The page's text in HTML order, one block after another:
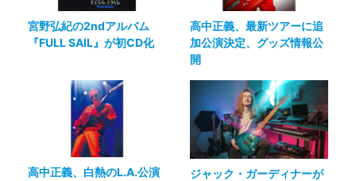
宮野弘紀の2ndアルバム
『FULL SAIL』が初CD化
高中正義、最新ツアーに追
加公演決定、グッズ情報公
開
高中正義、白熱のL.A.公演
ジャック・ガーディナーが